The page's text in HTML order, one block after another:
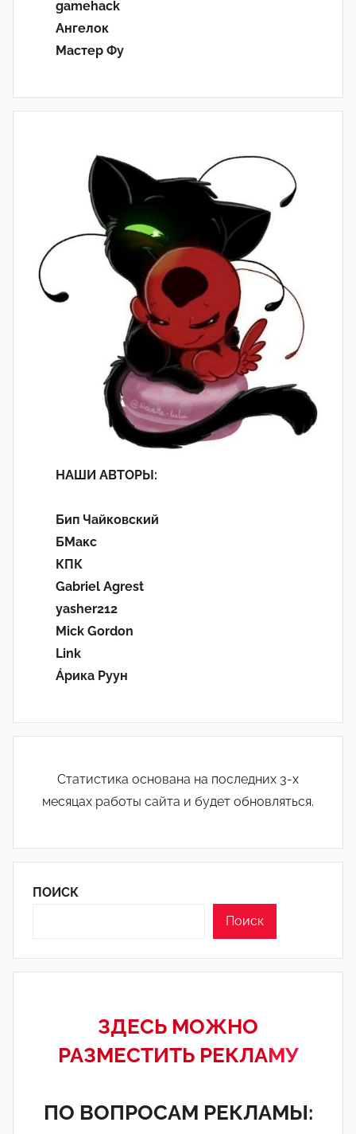
gamehack
Ангелок
Мастер Фу
НАШИ АВТОРЫ:
Бип Чайковский
БМакс
КПК
Gabriel Agrest
yasher212
Mick Gordon
Link
Áрика Руун
Статистика основана на последних 3-х
месяцах работы сайта и будет обновляться.
ПОИСК
Поиск
ЗДЕСЬ МОЖНО
РАЗМЕСТИТЬ РЕКЛАМУ
ПО ВОПРОСАМ РЕКЛАМЫ: